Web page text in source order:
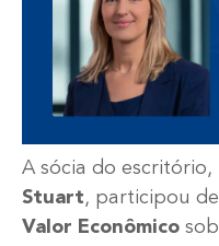
A sócia do escritório,
Stuart, participou
Valor Econômico